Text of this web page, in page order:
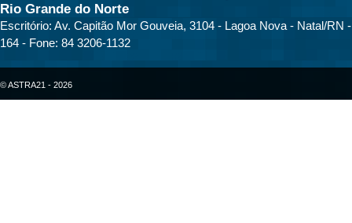
Rio Grande do Norte
Escritório: Av. Capitão Mor Gouveia, 3104 - Lagoa Nova - Natal/RN
164 - Fone: 84 3206-1132
© ASTRA21 - 2026